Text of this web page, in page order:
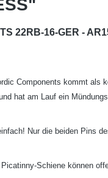
22RB-16-GER -
Components kommt als
hat am Lauf ein
Nur die beiden Pins
Schiene können